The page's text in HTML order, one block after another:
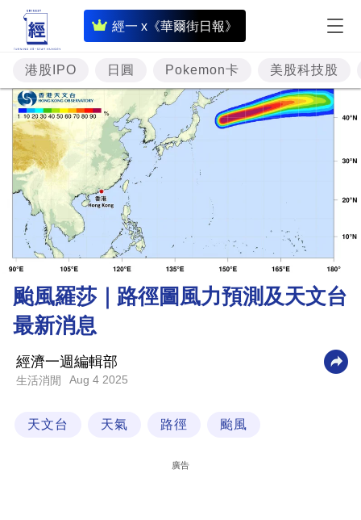
經一 x《華爾街日報》
即
時
財
經
專
題
投
資
市
業
科
港股IPO 日圓 Pokemon卡 美股科技股
颱風羅莎｜路徑圖風力預測及天文台
最新消息
經濟一週編輯部
生活消閒 Aug 4 2025
天文台 天氣 路徑 颱風
廣告